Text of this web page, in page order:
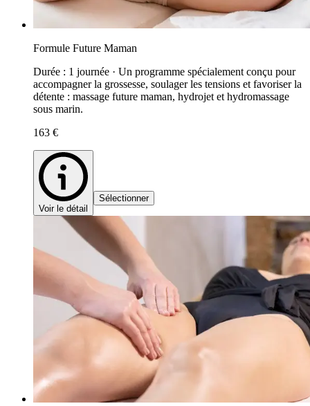
Formule Future Maman
Durée : 1 journée · Un programme spécialement conçu pour
accompagner la grossesse, soulager les tensions et favoriser la
détente : massage future maman, hydrojet et hydromassage
sous marin.
163 €
Voir le détail
Sélectionner